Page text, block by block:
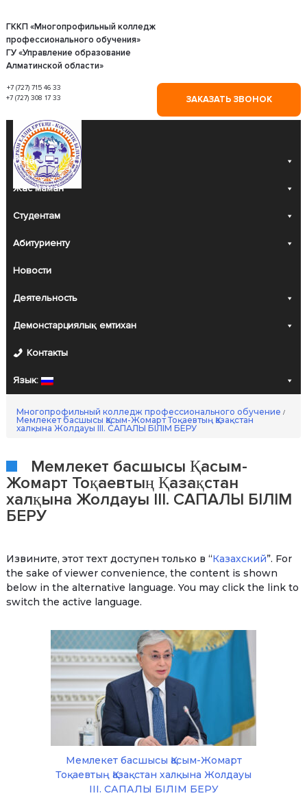
content
ГККП «Многопрофильный колледж
профессионального обучения»
ГУ «Управление образование
Алматинской области»
+7 (727) 715 46 33
+7 (727) 308 17 33
ЗАКАЗАТЬ ЗВОНОК
О нас
Жас маман
Студентам
Абитуриенту
Новости
Деятельность
Демонстарциялық емтихан
Контакты
Язык:
Многопрофильный колледж профессионального обучение /
Мемлекет басшысы Қасым-Жомарт Тоқаевтың Қазақстан
халқына Жолдауы III. САПАЛЫ БІЛІМ БЕРУ
Мемлекет басшысы Қасым-
Жомарт Тоқаевтың Қазақстан
халқына Жолдауы III. САПАЛЫ БІЛІМ
БЕРУ
Извините, этот техт доступен только в “Казахский”. For
the sake of viewer convenience, the content is shown
below in the alternative language. You may click the link to
switch the active language.
Мемлекет басшысы Қасым-Жомарт
Тоқаевтың Қазақстан халқына Жолдауы
III. САПАЛЫ БІЛІМ БЕРУ